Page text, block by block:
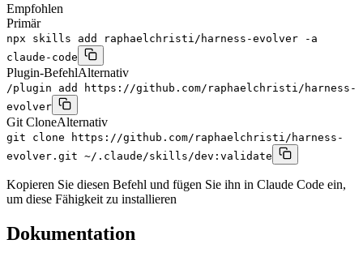
Empfohlen
Primär
npx skills add raphaelchristi/harness-evolver -a
claude-code
Plugin-BefehlAlternativ
/plugin add https://github.com/raphaelchristi/harness-
evolver
Git CloneAlternativ
git clone https://github.com/raphaelchristi/harness-
evolver.git ~/.claude/skills/dev:validate
Kopieren Sie diesen Befehl und fügen Sie ihn in Claude Code ein,
um diese Fähigkeit zu installieren
Dokumentation